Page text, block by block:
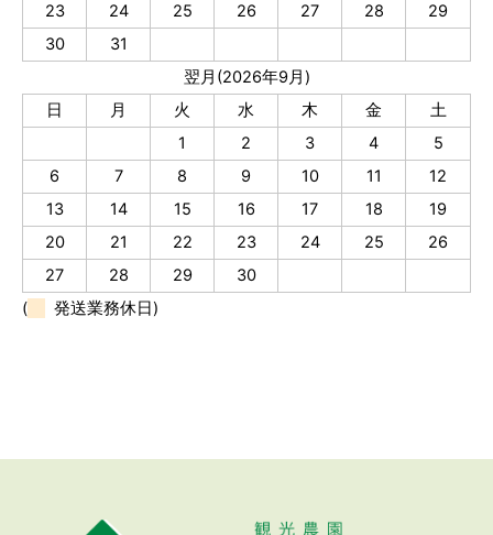
23
24 25 26 27 28
29
30
31
翌月(2026年9月)
日
月 火 水 木 金
土
1
2 3 4
5
6
7 8 9 10 11
12
13
14 15 16 17 18
19
20
21 22 23 24 25
26
27
28 29
30
(
発送業務休日)